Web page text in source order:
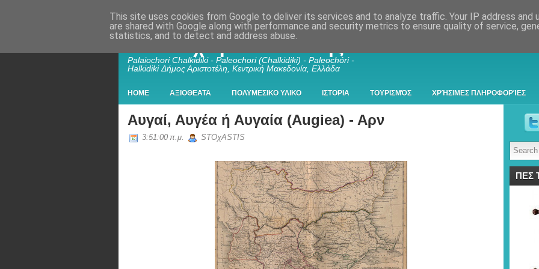
Παλαιοχώρι Χαλκιδικής
Palaiochori Chalkidiki - Paleochori (Chalkidiki) - Paleochóri -
Halkidiki Δήμος Αριστοτέλη, Κεντρική Μακεδονία, Ελλάδα
HOME ΑΞΙΟΘΕΑΤΑ ΠΟΛΥΜΕΣΙΚΟ ΥΛΙΚΟ ΙΣΤΟΡΙΑ ΤΟΥΡΙΣΜΌΣ ΧΡΉΣΙΜΕΣ ΠΛΗΡΟΦΟΡΊΕΣ
Αυγαί, Αυγέα ή Αυγαία (Augiea) - Αρν
3:51:00 π.μ. STOχASTIS
ΠΕΣ
This site uses cookies from Google to deliver its services and to analyze traffic. Your IP address and
are shared with Google along with performance and security metrics to ensure quality of service,
statistics, and to detect and address abuse.